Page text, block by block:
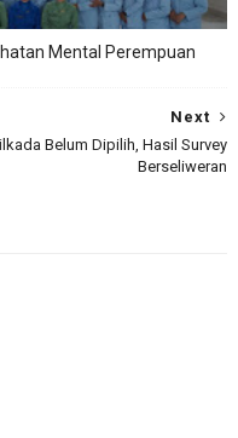
Mental Perempuan
Next
Belum Dipilih, Hasil Survey
Berseliweran